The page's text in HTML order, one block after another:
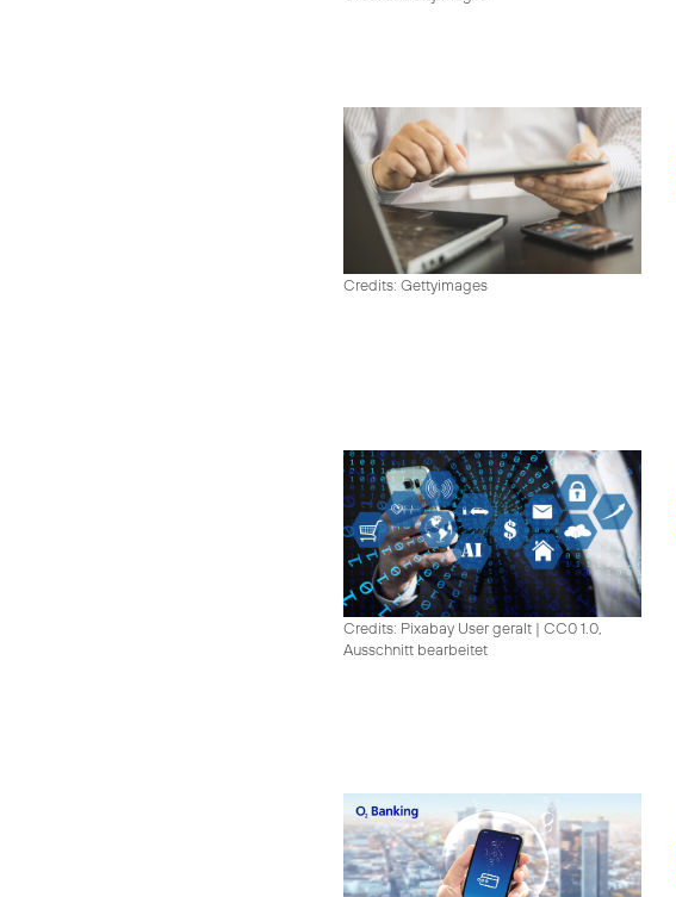
Credits: Gettyimages
Credits: Pixabay User geralt | CC0 1.0,
Ausschnitt bearbeitet